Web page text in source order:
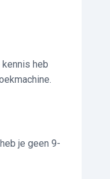
heb
je geen 9-